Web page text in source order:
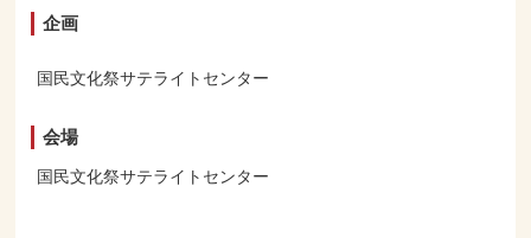
企画
国民文化祭サテライトセンター
会場
国民文化祭サテライトセンター